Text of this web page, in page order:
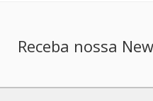
Receba nossa